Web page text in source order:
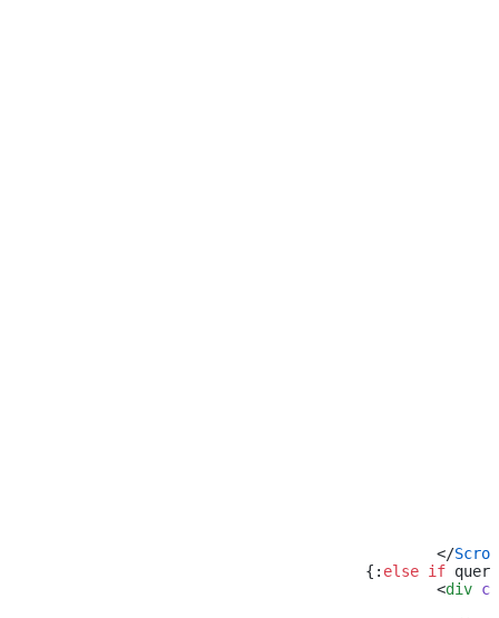
						</
					{:
else if
						<
div